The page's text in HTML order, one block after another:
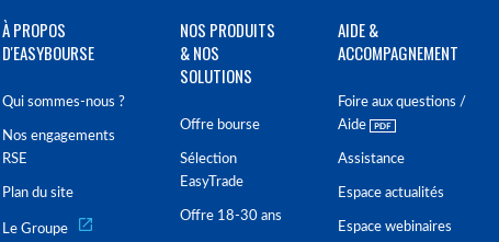
À PROPOS
D'EASYBOURSE
Qui sommes-nous ?
Nos engagements
RSE
Plan du site
Le Groupe
NOS PRODUITS
& NOS
SOLUTIONS
Offre bourse
Sélection
EasyTrade
Offre 18-30 ans
AIDE &
ACCOMPAGNEMENT
Foire aux questions /
Aide
Assistance
Espace actualités
Espace webinaires